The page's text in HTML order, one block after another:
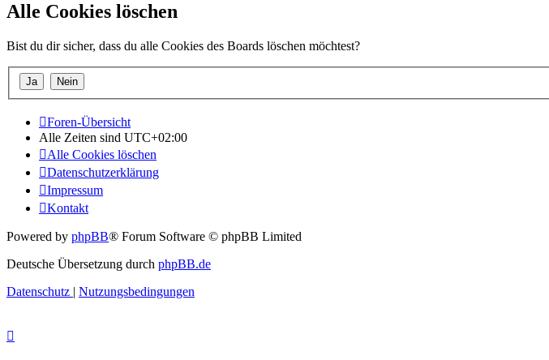
Alle Cookies löschen
Bist du dir sicher, dass du alle Cookies des Boards löschen möchtest?
Foren-Übersicht
Alle Zeiten sind UTC+02:00
Alle Cookies löschen
Datenschutzerklärung
Impressum
Kontakt
Powered by phpBB® Forum Software © phpBB Limited
Deutsche Übersetzung durch phpBB.de
Datenschutz | Nutzungsbedingungen